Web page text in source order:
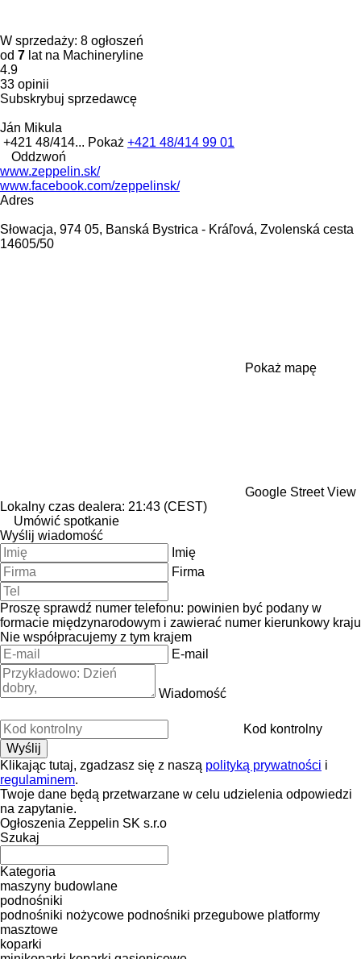
W sprzedaży: 8 ogłoszeń
od 7 lat na Machineryline
4.9
33 opinii
Subskrybuj sprzedawcę
Ján Mikula
+421 48/414... Pokaż +421 48/414 99 01
Oddzwoń
www.zeppelin.sk/
www.facebook.com/zeppelinsk/
Adres
Słowacja, 974 05, Banská Bystrica - Kráľová, Zvolenská cesta
14605/50
Pokaż mapę
Google Street View
Lokalny czas dealera: 21:43 (CEST)
Umówić spotkanie
Wyślij wiadomość
Imię
Firma
Proszę sprawdź numer telefonu: powinien być podany w
formacie międzynarodowym i zawierać numer kierunkowy kraju
Nie współpracujemy z tym krajem
E-mail
Wiadomość
Kod kontrolny
Klikając tutaj, zgadzasz się z naszą polityką prywatności i
regulaminem.
Twoje dane będą przetwarzane w celu udzielenia odpowiedzi
na zapytanie.
Ogłoszenia Zeppelin SK s.r.o
Szukaj
Kategoria
maszyny budowlane
podnośniki
podnośniki nożycowe podnośniki przegubowe platformy
masztowe
koparki